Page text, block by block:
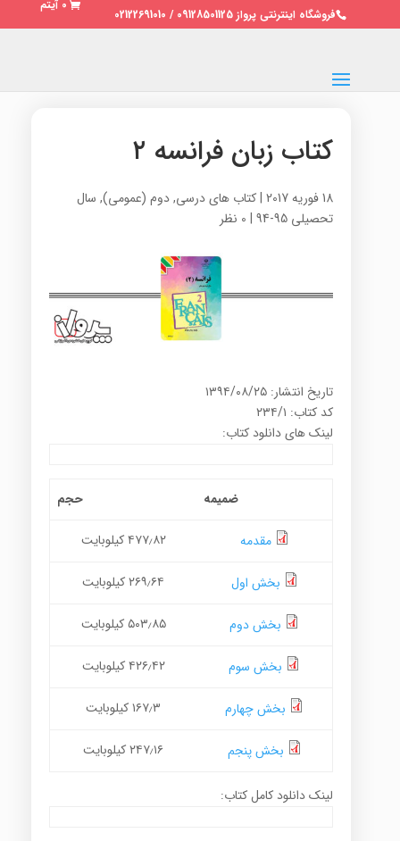
فروشگاه اینترنتی پرواز 09128501125 / 02122691010
0 آیتم
کتاب زبان فرانسه ۲
18 فوریه 2017 |کتاب های درسی,دوم (عمومی), سال
تحصیلی 95-94
| 0 نظر
تاریخ انتشار: ۱۳۹۴/۰۸/۲۵
کد کتاب: ۲۳۴/۱
لینک های دانلود کتاب:
ضمیمه حجم
مقدمه ۴۷۷٫۸۲ کیلوبایت
بخش اول ۲۶۹٫۶۴ کیلوبایت
بخش دوم ۵۰۳٫۸۵ کیلوبایت
بخش سوم ۴۲۶٫۴۲ کیلوبایت
بخش چهارم ۱۶۷٫۳ کیلوبایت
بخش پنجم ۲۴۷٫۱۶ کیلوبایت
لینک دانلود کامل کتاب: